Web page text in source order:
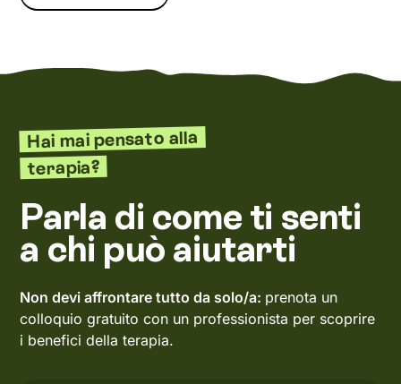
Hai mai pensato alla
terapia?
Parla di come ti senti
a chi può aiutarti
Non devi affrontare tutto da solo/a: prenota un
colloquio gratuito con un professionista per scoprire
i benefici della terapia.